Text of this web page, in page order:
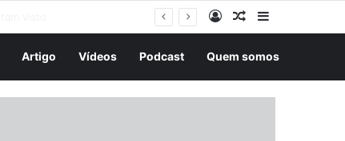
EntrarArtigo aleatório
Artigo Vídeos Podcast Quem somos